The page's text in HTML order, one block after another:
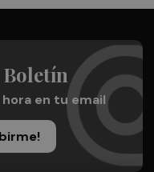
en tu email